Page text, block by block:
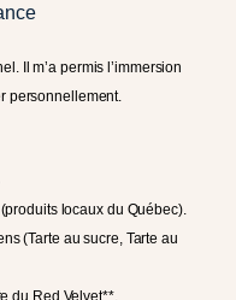
Il m’a permis l’immersion
personnellement.
locaux du Québec).
(Tarte au sucre, Tarte au